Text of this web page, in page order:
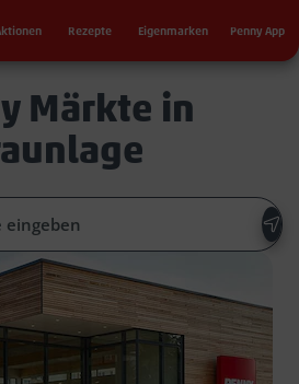
Rezepte Eigenmarken Penny App
Märkte in